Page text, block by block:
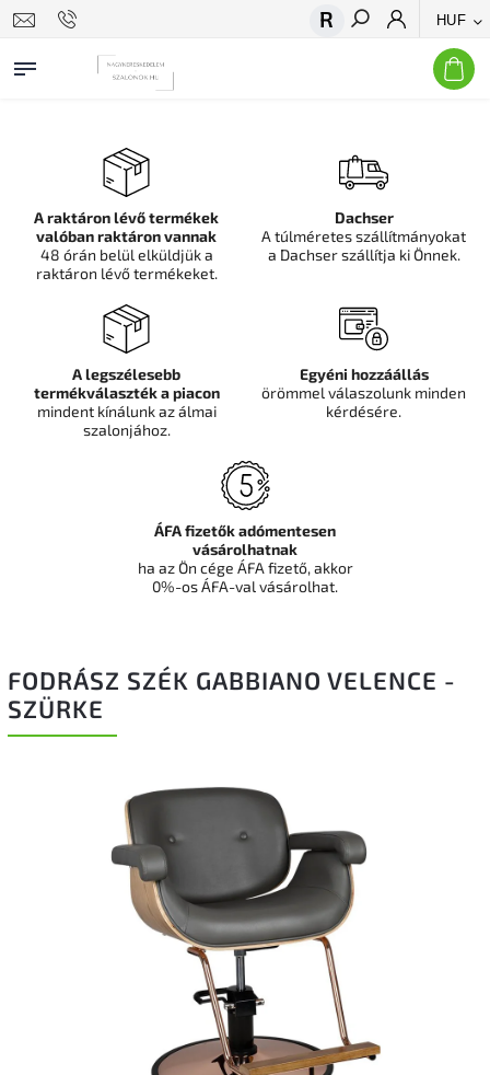
HUF
Keresés
FODRÁSZ SZÉK GABBIANO VELENCE -
SZÜRKE
A raktáron lévő termékek
valóban raktáron vannak
48 órán belül elküldjük a
raktáron lévő termékeket.
Dachser
A túlméretes szállítmányokat
a Dachser szállítja ki Önnek.
A legszélesebb
termékválaszték a piacon
mindent kínálunk az álmai
szalonjához.
Egyéni hozzáállás
örömmel válaszolunk minden
kérdésére.
ÁFA fizetők adómentesen
vásárolhatnak
ha az Ön cége ÁFA fizető, akkor
0%-os ÁFA-val vásárolhat.